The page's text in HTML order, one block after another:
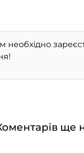
ще